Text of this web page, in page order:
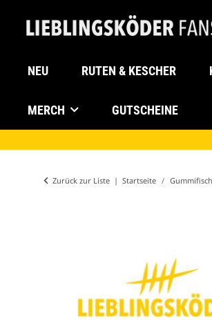
NEU RUTEN & KESCHER
MERCH GUTSCHEINE
Zurück zur Liste Startseite